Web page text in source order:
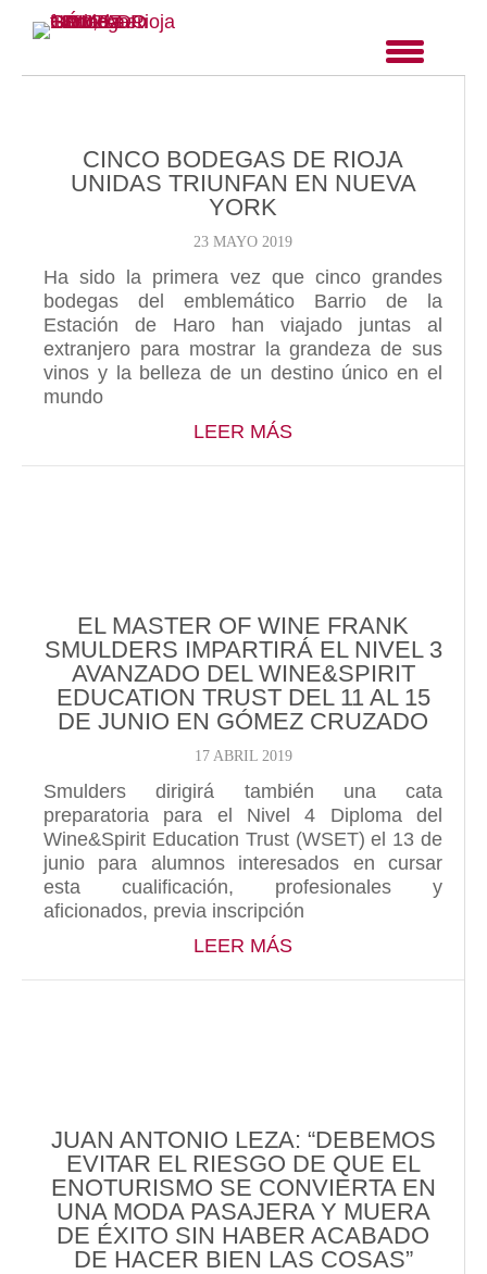
CINCO BODEGAS DE RIOJA
UNIDAS TRIUNFAN EN NUEVA
YORK
23 MAYO 2019
Ha sido la primera vez que cinco grandes
bodegas del emblemático Barrio de la
Estación de Haro han viajado juntas al
extranjero para mostrar la grandeza de sus
vinos y la belleza de un destino único en el
mundo
LEER MÁSABOUT CINCO
EL MASTER OF WINE FRANK
SMULDERS IMPARTIRÁ EL NIVEL 3
AVANZADO DEL WINE&SPIRIT
EDUCATION TRUST DEL 11 AL 15
DE JUNIO EN GÓMEZ CRUZADO
17 ABRIL 2019
Smulders dirigirá también una cata
preparatoria para el Nivel 4 Diploma del
Wine&Spirit Education Trust (WSET) el 13 de
junio para alumnos interesados en cursar
esta cualificación, profesionales y
aficionados, previa inscripción
LEER MÁSABOUT EL MASTER
JUAN ANTONIO LEZA: “DEBEMOS
EVITAR EL RIESGO DE QUE EL
ENOTURISMO SE CONVIERTA EN
UNA MODA PASAJERA Y MUERA
DE ÉXITO SIN HABER ACABADO
DE HACER BIEN LAS COSAS”